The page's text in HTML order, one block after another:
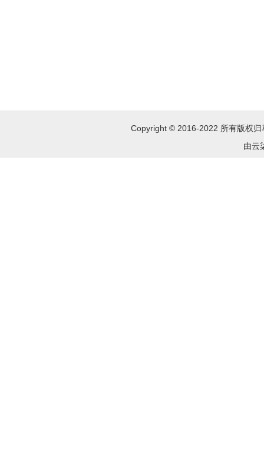
Copyright © 2016-2022 所有版权
由云